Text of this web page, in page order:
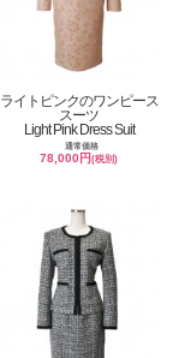
ライトピンクのワンピース
スーツ
Light Pink Dress Suit
通常価格
78,000円(税別)